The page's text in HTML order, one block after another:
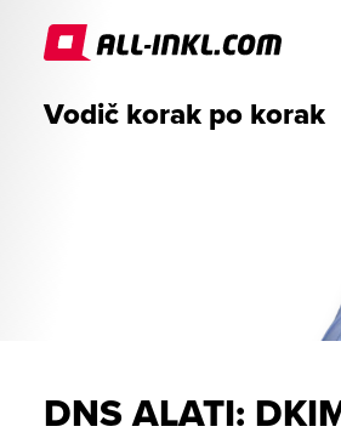
Vodič korak po korak
DNS ALATI: